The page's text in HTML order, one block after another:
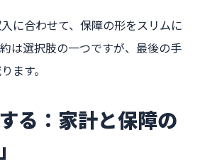
に合わせて、保障の形をスリムに
は選択肢の一つですが、最後の手
ます。
る：家計と保障の